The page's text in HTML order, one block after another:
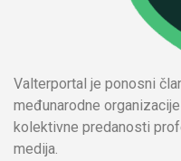
Valterportal je ponosni
međunarodne
kolektivne predanosti
medija.